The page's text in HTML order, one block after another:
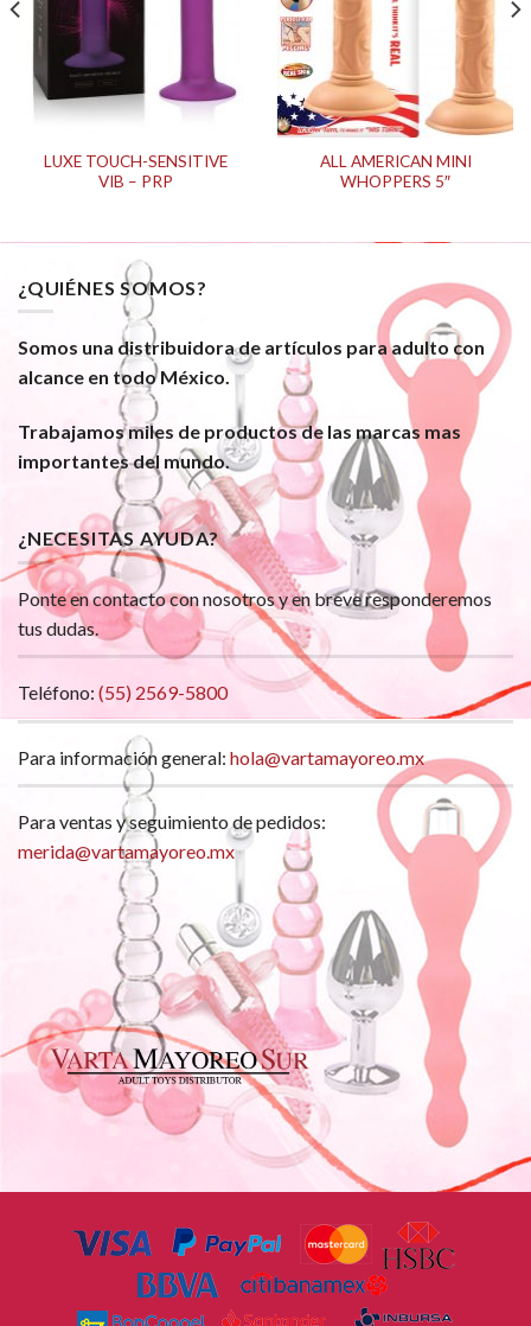
LUXE TOUCH-SENSITIVE
VIB – PRP
ALL AMERICAN MINI
WHOPPERS 5″
¿QUIÉNES SOMOS?
Somos una distribuidora de artículos para adulto con
alcance en todo México.
Trabajamos miles de productos de las marcas mas
importantes del mundo.
¿NECESITAS AYUDA?
Ponte en contacto con nosotros y en breve responderemos
tus dudas.
Teléfono: (55) 2569-5800
Para información general: hola@vartamayoreo.mx
Para ventas y seguimiento de pedidos:
merida@vartamayoreo.mx